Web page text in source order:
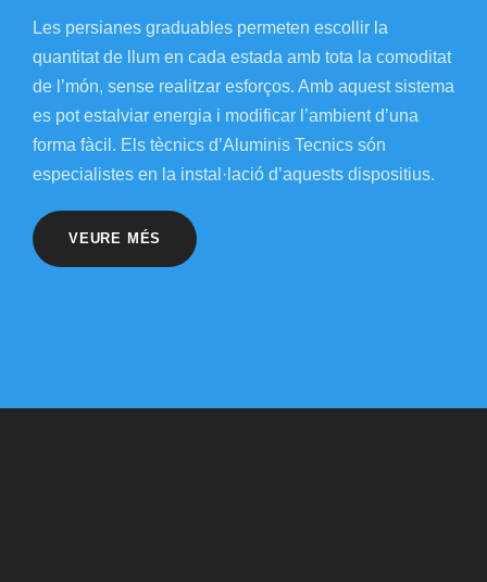
Les persianes graduables permeten escollir la
quantitat de llum en cada estada amb tota la comoditat
de l’món, sense realitzar esforços. Amb aquest sistema
es pot estalviar energia i modificar l’ambient d’una
forma fàcil. Els tècnics d’Aluminis Tecnics són
especialistes en la instal·lació d’aquests dispositius.
VEURE MÉS